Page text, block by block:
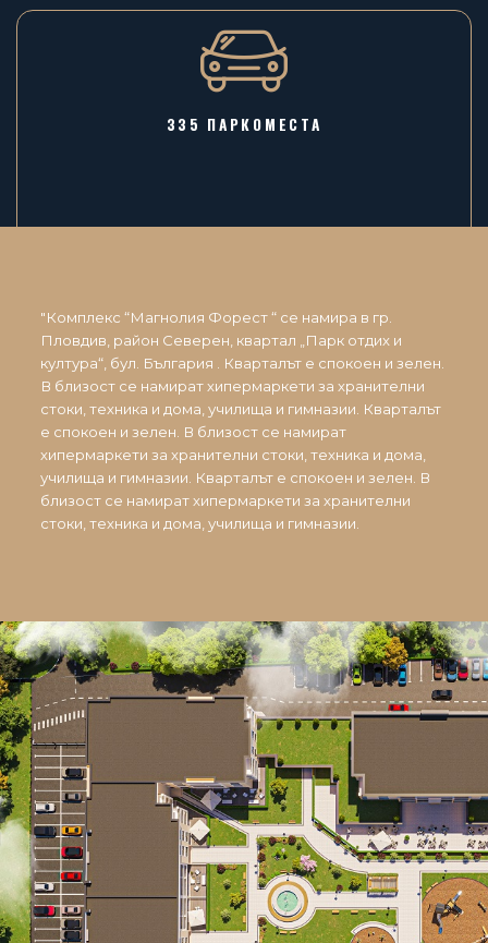
335 ПАРКОМЕСТА
"Комплекс “Магнолия Форест “ се намира в гр.
Пловдив, район Северен, квартал „Парк отдих и
култура“, бул. България . Кварталът е спокоен и зелен.
В близост се намират хипермаркети за хранителни
стоки, техника и дома, училища и гимназии. Кварталът
е спокоен и зелен. В близост се намират
хипермаркети за хранителни стоки, техника и дома,
училища и гимназии. Кварталът е спокоен и зелен. В
близост се намират хипермаркети за хранителни
стоки, техника и дома, училища и гимназии.